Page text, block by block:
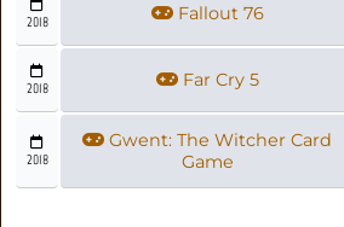
2018 Fallout 76
2018 Far Cry 5
2018
Gwent: The Witcher Card
Game